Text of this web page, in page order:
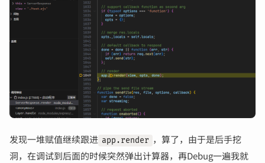
发现一堆赋值继续跟进 app.render ，算了，由于是后手挖
洞，在调试到后面的时候突然弹出计算器，再Debug一遍我就